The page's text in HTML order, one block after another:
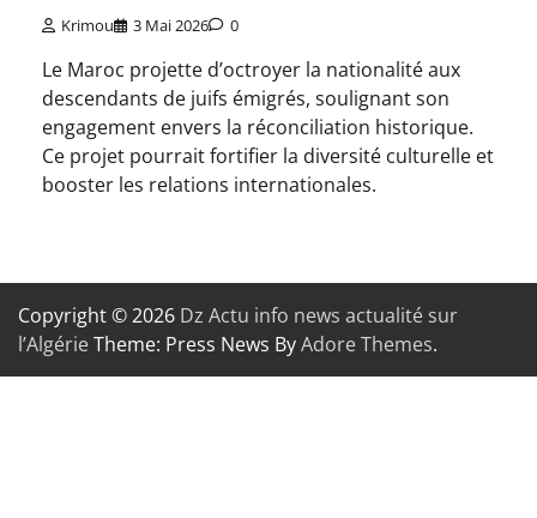
Krimou 3 Mai 2026 0
Le Maroc projette d’octroyer la nationalité aux
descendants de juifs émigrés, soulignant son
engagement envers la réconciliation historique.
Ce projet pourrait fortifier la diversité culturelle et
booster les relations internationales.
Copyright © 2026 Dz Actu info news actualité sur
l’AlgérieTheme: Press News ByAdore Themes.